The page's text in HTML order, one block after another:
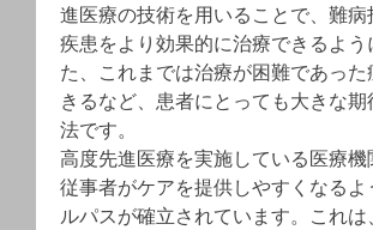
進医療の技術を用いることで、難病
疾患をより効果的に治療できるよう
た、これまでは治療が困難であっ
きるなど、患者にとっても大きな
法です。
高度先進医療を実施している医療
従事者がケアを提供しやすくなるよ
ルパスが確立されています。これ